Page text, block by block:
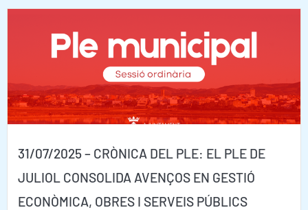
31/07/2025 – CRÒNICA DEL PLE: EL PLE DE
JULIOL CONSOLIDA AVENÇOS EN GESTIÓ
ECONÒMICA, OBRES I SERVEIS PÚBLICS